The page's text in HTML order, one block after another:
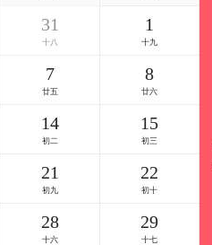
31
十八
1
建军节
7
立秋
8
廿六
14
末伏
15
初三
21
初九
22
初十
28
十六
29
十七